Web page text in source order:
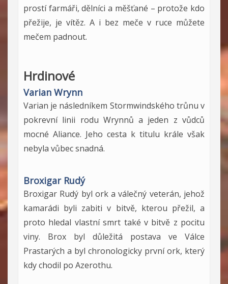
prostí farmáři, dělníci a měšťané – protože kdo
přežije, je vítěz. A i bez meče v ruce můžete
mečem padnout.
Hrdinové
Varian Wrynn
Varian je následníkem Stormwindského trůnu v
pokrevní linii rodu Wrynnů a jeden z vůdců
mocné Aliance. Jeho cesta k titulu krále však
nebyla vůbec snadná.
Broxigar Rudý
Broxigar Rudý byl ork a válečný veterán, jehož
kamarádi byli zabiti v bitvě, kterou přežil, a
proto hledal vlastní smrt také v bitvě z pocitu
viny. Brox byl důležitá postava ve Válce
Prastarých a byl chronologicky první ork, který
kdy chodil po Azerothu.